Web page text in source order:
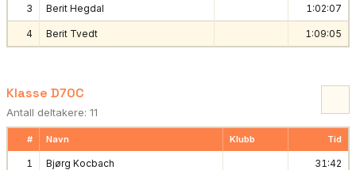
3 Berit Hegdal 1:02:07
4 Berit Tvedt 1:09:05
Klasse D70C
Antall deltakere: 11
# Navn Klubb Tid
1 Bjørg Kocbach 31:42